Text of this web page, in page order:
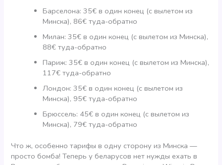
Барселона: 35€ в один конец (с вылетом из
Минска), 86€ туда-обратно
Милан: 35€ в один конец (с вылетом из Минска),
88€ туда-обратно
Париж: 35€ в один конец (с вылетом из Минска),
117€ туда-обратно
Лондон: 35€ в один конец (с вылетом из
Минска), 95€ туда-обратно
Брюссель: 45€ в один конец (с вылетом из
Минска), 79€ туда-обратно
Что ж, особенно тарифы в одну сторону из Минска —
просто бомба! Теперь у беларусов нет нужды ехать в